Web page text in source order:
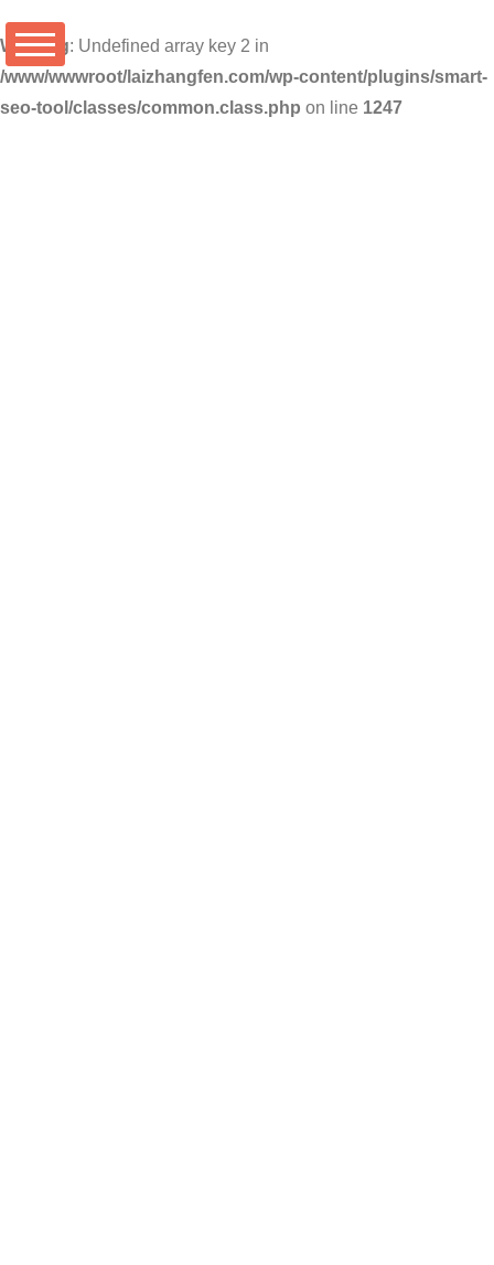
Warning: Undefined array key 2 in
/www/wwwroot/laizhangfen.com/wp-content/plugins/smart-
seo-tool/classes/common.class.php on line 1247